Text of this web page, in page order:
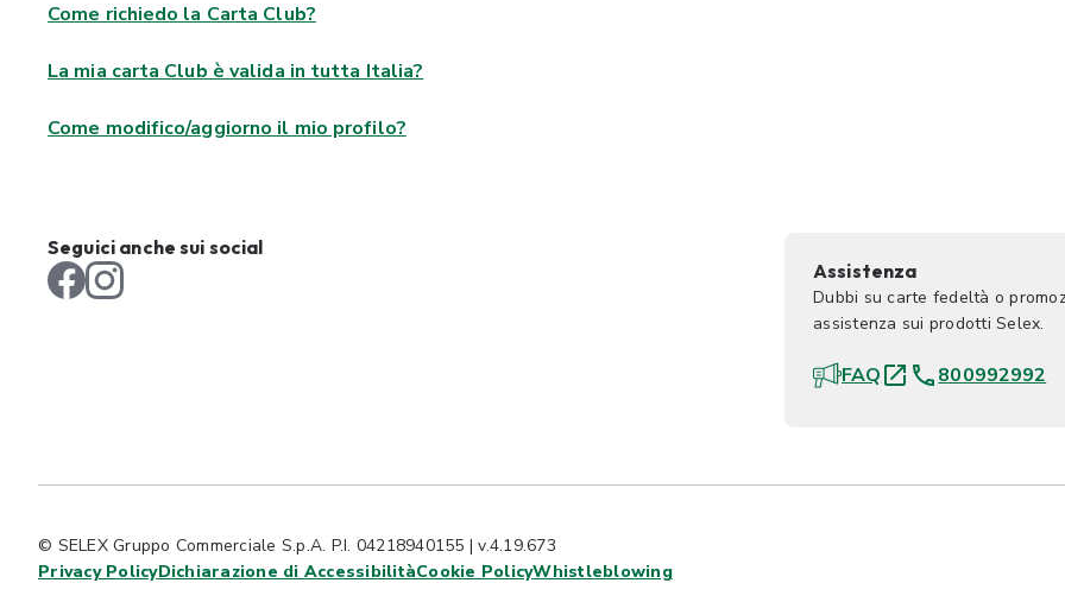
Come richiedo la Carta Club?
La mia carta Club è valida in tutta Italia?
Come modifico/aggiorno il mio profilo?
Seguici anche sui social
Assistenza
Dubbi su carte fedeltà o
assistenza sui prodotti Selex.
FAQ 800992992
© SELEX Gruppo Commerciale S.p.A. P.I. 04218940155 | v.4.19.673
Privacy PolicyDichiarazione di AccessibilitàCookie PolicyWhistleblowing